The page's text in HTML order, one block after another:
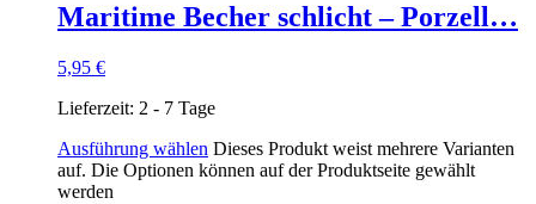
Maritime Becher schlicht – Porzell…
5,95 €
Lieferzeit: 2 - 7 Tage
Ausführung wählen Dieses Produkt weist mehrere Varianten
auf. Die Optionen können auf der Produktseite gewählt
werden